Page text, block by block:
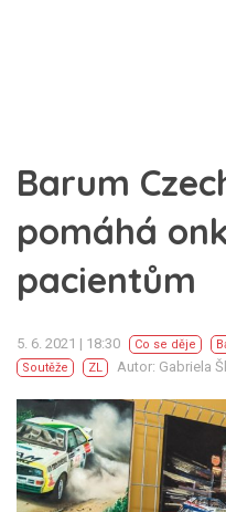
Barum
pomáhá
pacientům
5. 6. 2021 | 18:30 Co se děje
Soutěže
ZL Autor: Gabriela